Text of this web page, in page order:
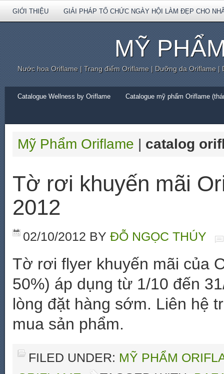
GIỚI THIỆU GIẢI PHÁP TỔ CHỨC NGÀY HỘI LÀM ĐẸP CHO
MỸ
Nước hoa Oriflame | Trang điểm Oriflame | Dưỡng da Oriflame
Catalogue Wellness by Oriflame Catalogue mỹ phẩm Oriflame
Mỹ Phẩm Oriflame | catalog
Tờ rơi khuyến mãi
2012
02/10/2012 BY ĐỖ NGỌC THÚY
Tờ rơi flyer khuyến mãi của
50%) áp dụng từ 1/10 đến
lòng đặt hàng sớm. Liên hệ
mua sản phẩm.
FILED UNDER: MỸ PHẨM